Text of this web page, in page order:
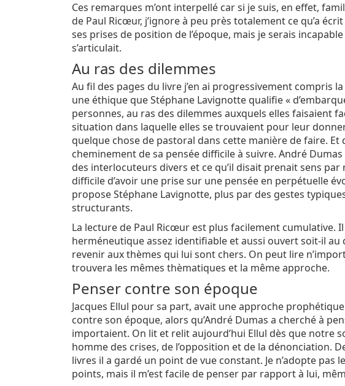
Ces remarques m’ont interpellé car si je suis, en effet,
de Paul Ricœur, j’ignore à peu près totalement ce qu’a
ses prises de position de l’époque, mais je serais
s’articulait.
Au ras des dilemmes
Au fil des pages du livre j’en ai progressivement compris
une éthique que Stéphane Lavignotte qualifie «
personnes, au ras des dilemmes auxquels elles faisaient
situation dans laquelle elles se trouvaient pour leur
quelque chose de pastoral dans cette manière de faire. Et
cheminement de sa pensée difficile à suivre. André
des interlocuteurs divers et ce qu’il disait prenait sens
difficile d’avoir une prise sur une pensée en perpétuelle
propose Stéphane Lavignotte, plus par des gestes
structurants.
La lecture de Paul Ricœur est plus facilement cumulative.
herméneutique assez identifiable et aussi ouvert soit-il
revenir aux thèmes qui lui sont chers. On peut lire
trouvera les mêmes thèmatiques et la même approche.
Penser contre son époque
Jacques Ellul pour sa part, avait une approche
contre son époque, alors qu’André Dumas a cherché à
importaient. On lit et relit aujourd’hui Ellul dès que notre
homme des crises, de l’opposition et de la dénonciation.
livres il a gardé un point de vue constant. Je n’adopte pas
points, mais il m’est facile de penser par rapport à lui,